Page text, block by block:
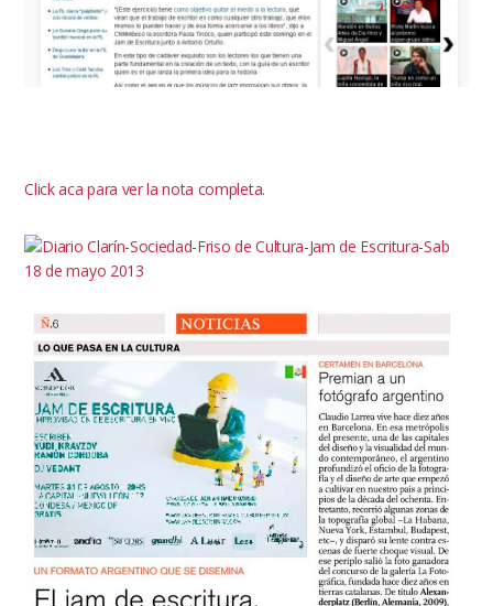
Click aca para ver la nota completa.